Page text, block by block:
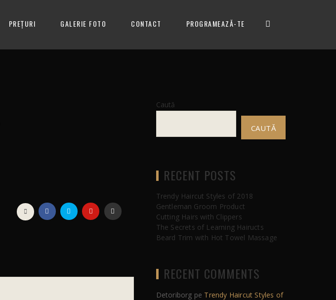
PREȚURI GALERIE FOTO CONTACT PROGRAMEAZĂ-TE
Caută
CAUTĂ
RECENT POSTS
Trendy Haircut Styles of 2018
Gentleman Groom Product
Cutting Hairs with Clippers
The Secrets of Learning Hairucts
Beard Trim with Hot Towel Massage
RECENT COMMENTS
Detoriborg pe Trendy Haircut Styles of